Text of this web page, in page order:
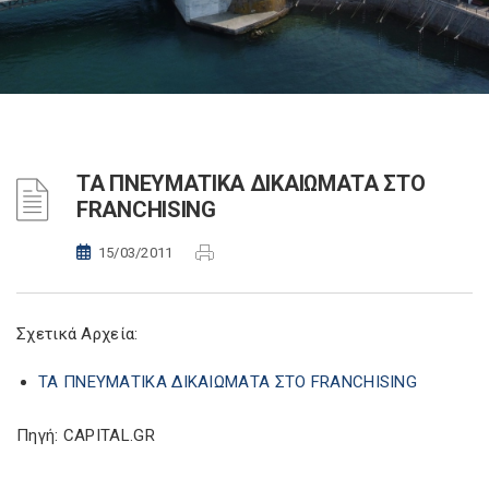
ΤΑ ΠΝΕΥΜΑΤΙΚΑ ΔΙΚΑΙΩΜΑΤΑ ΣΤΟ
FRANCHISING
15/03/2011
Σχετικά Αρχεία:
ΤΑ ΠΝΕΥΜΑΤΙΚΑ ΔΙΚΑΙΩΜΑΤΑ ΣΤΟ FRANCHISING
Πηγή: CAPITAL.GR